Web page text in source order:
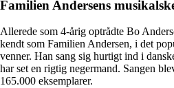
Familien Andersens
Allerede som 4-årig optrådte Bo
kendt som Familien Andersen, i det
venner. Han sang sig hurtigt ind i
har set en rigtig negermand. Sangen
165.000 eksemplarer.